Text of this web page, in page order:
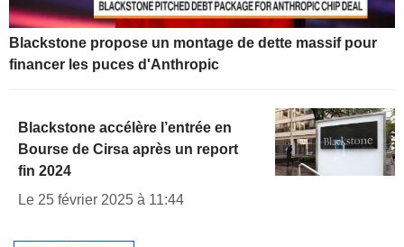
Blackstone propose un montage de dette massif pour
financer les puces d'Anthropic
Blackstone accélère l’entrée en
Bourse de Cirsa après un report
fin 2024
Le 25 février 2025 à 11:44